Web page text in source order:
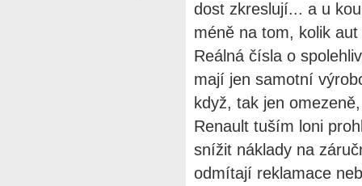
dost zkreslují... a u
méně na tom, kolik
Reálná čísla o
mají jen samotní
když, tak jen
Renault tuším loni
snížit náklady na
odmítají reklamace